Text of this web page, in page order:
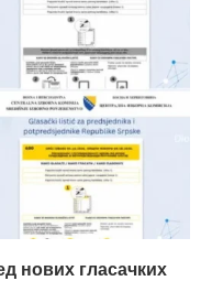
нових гласачких